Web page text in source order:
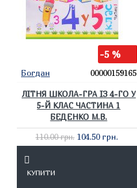
-5 %
Богдан 00000159165
ЛІТНЯ ШКОЛА-ГРА ІЗ 4-ГО У
5-Й КЛАС ЧАСТИНА 1
БЕДЕНКО М.В.
110.00 грн. 104.50 грн.
КУПИТИ